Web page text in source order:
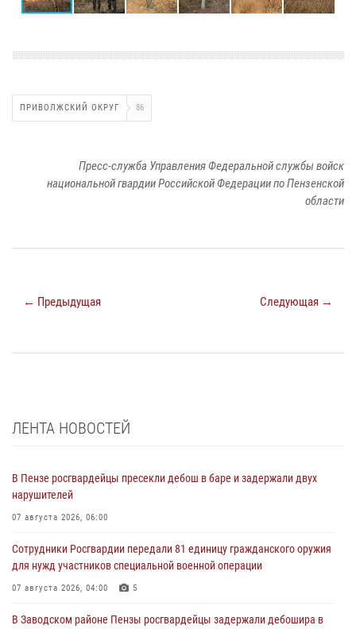
ПРИВОЛЖСКИЙ ОКРУГ 86
Пресс-служба Управления Федеральной службы войск
национальной гвардии Российской Федерации по Пензенской
области
← Предыдущая Следующая →
ЛЕНТА НОВОСТЕЙ
В Пензе росгвардейцы пресекли дебош в баре и задержали двух
нарушителей
07 августа 2026, 06:00
Сотрудники Росгвардии передали 81 единицу гражданского оружия
для нужд участников специальной военной операции
07 августа 2026, 04:00 5
В Заводском районе Пензы росгвардейцы задержали дебошира в